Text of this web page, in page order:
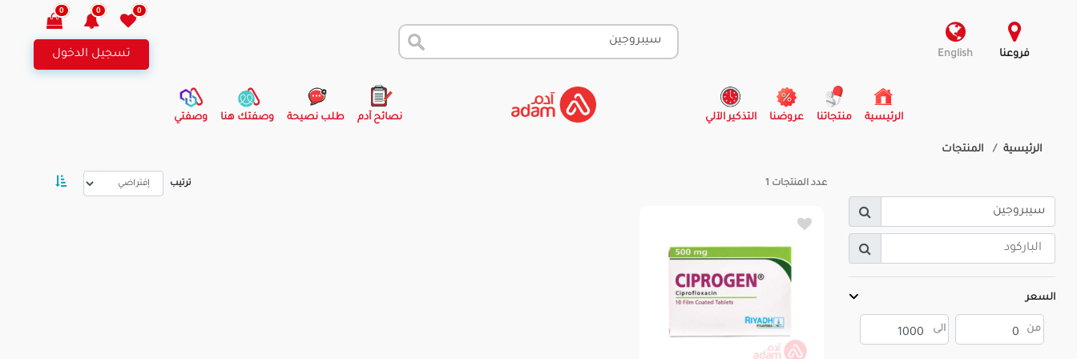
فروعنا English
0
0
0
تسجيل الدخول
الرئيسية
(current) منتجاتنا عروضنا التذكير الآلي نصائح آدم طلب نصيحة وصفتك هنا وصفتي
الرئيسية المنتجات
السعر
عدد المنتجات 1 ترتيب